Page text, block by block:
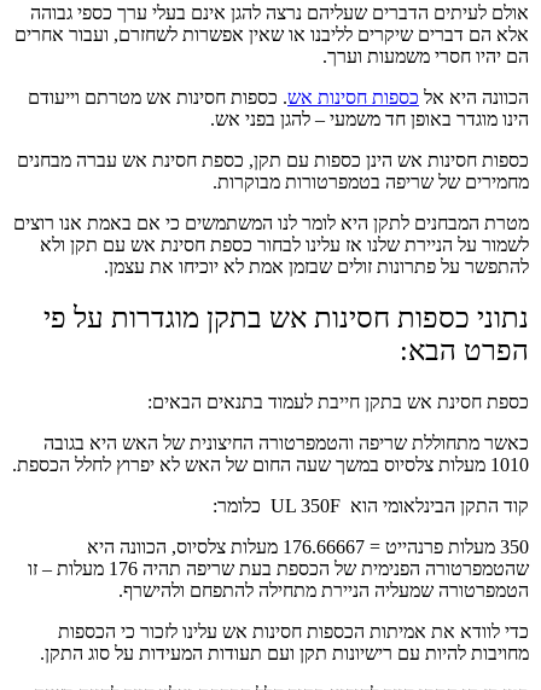
אולם לעיתים הדברים שעליהם נרצה להגן אינם בעלי ערך כספי גבוהה
אלא הם דברים שיקרים לליבנו או שאין אפשרות לשחזרם, ועבור אחרים
הם יהיו חסרי משמעות וערך.
הכוונה היא אל כספות חסינות אש. כספות חסינות אש מטרתם וייעודם
הינו מוגדר באופן חד משמעי – להגן בפני אש.
כספות חסינות אש הינן כספות עם תקן, כספת חסינת אש עברה מבחנים
מחמירים של שריפה בטמפרטורות מבוקרות.
מטרת המבחנים לתקן היא לומר לנו המשתמשים כי אם באמת אנו רוצים
לשמור על הניירת שלנו אז עלינו לבחור כספת חסינת אש עם תקן ולא
להתפשר על פתרונות זולים שבזמן אמת לא יוכיחו את עצמן.
נתוני כספות חסינות אש בתקן מוגדרות על פי
הפרט הבא:
כספת חסינת אש בתקן חייבת לעמוד בתנאים הבאים:
כאשר מתחוללת שריפה והטמפרטורה החיצונית של האש היא בגובה
1010 מעלות צלסיוס במשך שעה החום של האש לא יפרוץ לחלל הכספת.
קוד התקן הבינלאומי הוא UL 350F כלומר:
350 מעלות פרנהייט = 176.66667 מעלות צלסיוס, הכוונה היא
שהטמפרטורה הפנימית של הכספת בעת שריפה תהיה 176 מעלות – זו
הטמפרטורה שמעליה הניירת מתחילה להתפחם ולהישרף.
כדי לוודא את אמיתות הכספות חסינות אש עלינו לזכור כי הכספות
מחויבות להיות עם רישיונות תקן ועם תעודות המעידות על סוג התקן.